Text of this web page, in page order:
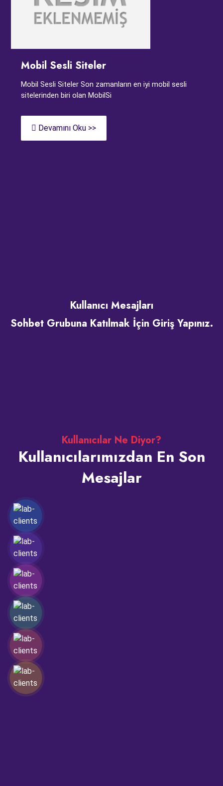
Mobil Sesli Siteler
Mobil Sesli Siteler Son zamanların en iyi mobil sesli
sitelerinden biri olan MobilSi
Devamını Oku >>
Kullanıcı Mesajları
Sohbet Grubuna Katılmak İçin Giriş Yapınız.
Kullanıcılar Ne Diyor?
Kullanıcılarımızdan En Son
Mesajlar